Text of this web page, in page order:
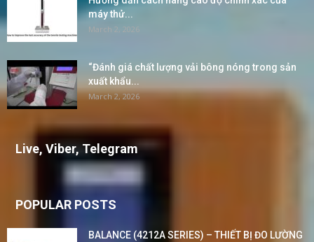
máy thử...
March 2, 2026
“Đánh giá chất lượng vải bông nóng trong sản
xuất khẩu...
March 2, 2026
Live, Viber, Telegram
POPULAR POSTS
BALANCE (4212A SERIES) – THIẾT BỊ ĐO LƯỜNG